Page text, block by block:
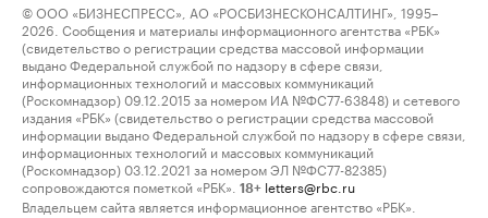
© ООО «БИЗНЕСПРЕСС», АО «РОСБИЗНЕСКОНСАЛТИНГ», 1995–
2026. Сообщения и материалы информационного агентства «РБК»
(свидетельство о регистрации средства массовой информации
выдано Федеральной службой по надзору в сфере связи,
информационных технологий и массовых коммуникаций
(Роскомнадзор) 09.12.2015 за номером ИА №ФС77-63848) и сетевого
издания «РБК» (свидетельство о регистрации средства массовой
информации выдано Федеральной службой по надзору в сфере связи,
информационных технологий и массовых коммуникаций
(Роскомнадзор) 03.12.2021 за номером ЭЛ №ФС77-82385)
сопровождаются пометкой «РБК».
18+ letters@rbc.ru
Владельцем сайта является информационное агентство «РБК».